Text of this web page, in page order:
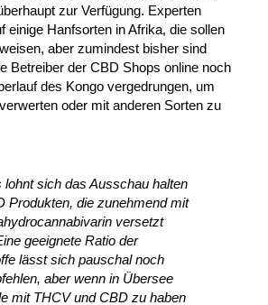
zur Verfügung. Experten
einige Hanfsorten in Afrika, die sollen
aber zumindest bisher sind
Betreiber der CBD Shops online noch
des Kongo vergedrungen, um
oder mit anderen Sorten zu
lohnt sich das Ausschau halten
Produkten, die zunehmend mit
versetzt
geeignete Ratio der
lässt sich pauschal noch
aber wenn in Übersee
mit THCV und CBD zu haben